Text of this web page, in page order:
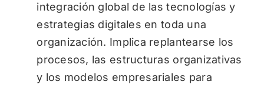
integración global de las tecnologías y
estrategias digitales en toda una
organización. Implica replantearse los
procesos, las estructuras organizativas
y los modelos empresariales para